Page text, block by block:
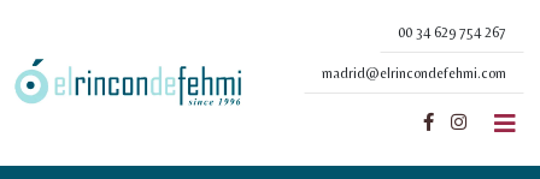
00 34 629 754 267
madrid@elrincondefehmi.com